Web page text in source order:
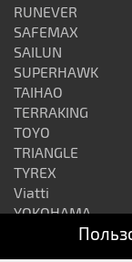
RUNEVER
SAFEMAX
SAILUN
SUPERHAWK
TAIHAO
TERRAKING
TOYO
TRIANGLE
TYREX
Viatti
YOKOHAMA
АЛТАЙШИНА